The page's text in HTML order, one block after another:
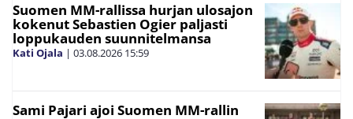
Suomen MM-rallissa hurjan ulosajon
kokenut Sebastien Ogier paljasti
loppukauden suunnitelmansa
Kati Ojala | 03.08.2026 15:59
Sami Pajari ajoi Suomen MM-rallin